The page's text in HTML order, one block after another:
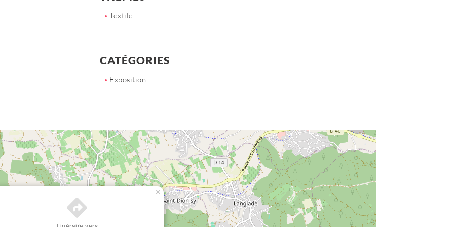
Textile
CATÉGORIES
Exposition
×